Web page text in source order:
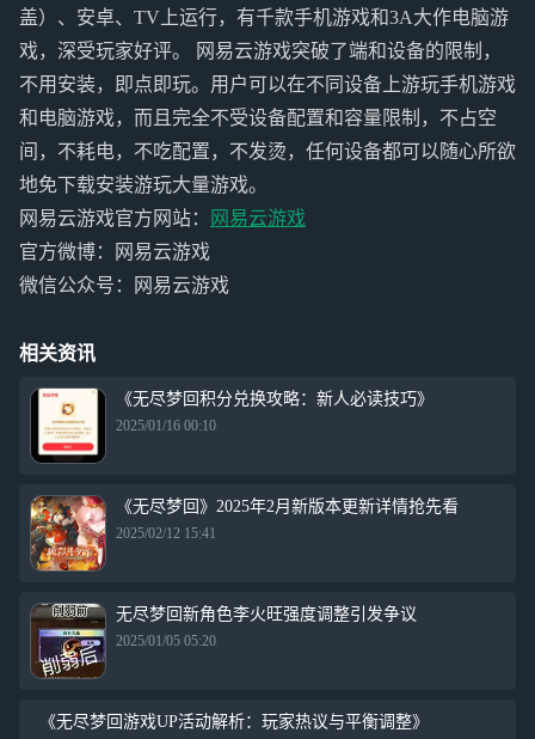
盖）、安卓、TV上运行，有千款手机游戏和3A大作电脑游
戏，深受玩家好评。 网易云游戏突破了端和设备的限制，
不用安装，即点即玩。用户可以在不同设备上游玩手机游戏
和电脑游戏，而且完全不受设备配置和容量限制，不占空
间，不耗电，不吃配置，不发烫，任何设备都可以随心所欲
地免下载安装游玩大量游戏。
网易云游戏官方网站：
网易云游戏
官方微博：网易云游戏
微信公众号：网易云游戏
相关资讯
《无尽梦回积分兑换攻略：新人必读技巧》
2025/01/16 00:10
《无尽梦回》2025年2月新版本更新详情抢先看
2025/02/12 15:41
无尽梦回新角色李火旺强度调整引发争议
2025/01/05 05:20
《无尽梦回游戏UP活动解析：玩家热议与平衡调整》